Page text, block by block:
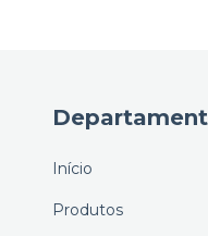
Início
Produtos